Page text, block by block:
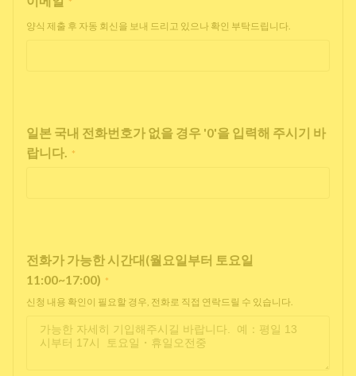
양식 제출 후 자동 회신을 보내 드리고 있으나 확인 부탁드립니다.
일본 국내 전화번호가 없을 경우 '0'을 입력해 주시기 바
랍니다. *
전화가 가능한 시간대(월요일부터 토요일
11:00~17:00) *
신청 내용 확인이 필요할 경우, 전화로 직접 연락드릴 수 있습니다.